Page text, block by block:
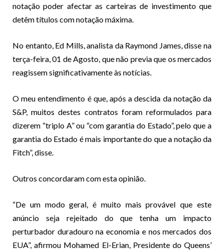
notação poder afectar as carteiras de investimento que
detêm títulos com notação máxima.
No entanto, Ed Mills, analista da Raymond James, disse na
terça-feira, 01 de Agosto, que não previa que os mercados
reagissem significativamente às notícias.
O meu entendimento é que, após a descida da notação da
S&P, muitos destes contratos foram reformulados para
dizerem “triplo A” ou “com garantia do Estado”, pelo que a
garantia do Estado é mais importante do que a notação da
Fitch”, disse.
Outros concordaram com esta opinião.
“De um modo geral, é muito mais provável que este
anúncio seja rejeitado do que tenha um impacto
perturbador duradouro na economia e nos mercados dos
EUA”, afirmou Mohamed El-Erian, Presidente do Queens’